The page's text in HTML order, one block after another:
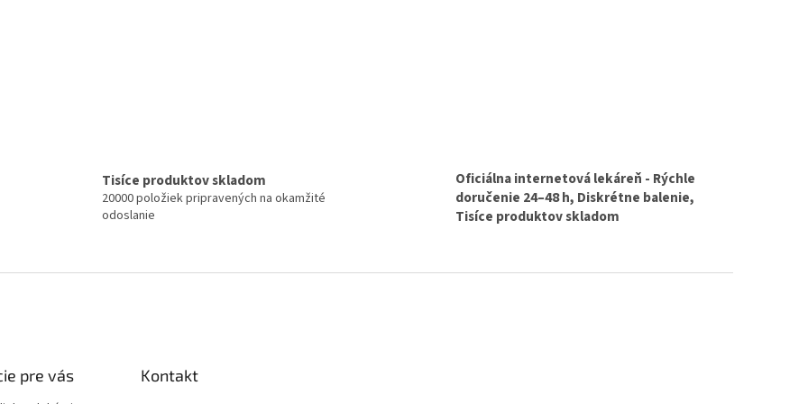
Tisíce produktov skladom
20000 položiek pripravených na okamžité
odoslanie
Oficiálna internetová lekáreň - Rýchle
doručenie 24–48 h, Diskrétne balenie,
Tisíce produktov skladom
pre vás Kontakt